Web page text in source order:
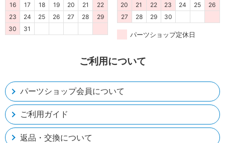
ご利用について
パーツショップ会員について
ご利用ガイド
返品・交換について
16
17 18 19 20 21
22
23
24 25 26 27 28
29
30
31
20
21 22 23 24 25
26
27
28 29 30
パーツショップ定休日